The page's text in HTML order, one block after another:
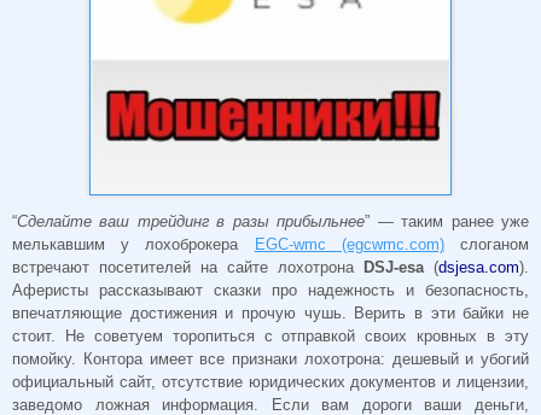
“Сделайте ваш трейдинг в разы прибыльнее” — таким ранее уже
мелькавшим у лохоброкера EGC-wmc (egcwmc.com)слоганом
встречают посетителей на сайте лохотрона DSJ-esa (dsjesa.com).
Аферисты рассказывают сказки про надежность и безопасность,
впечатляющие достижения и прочую чушь. Верить в эти байки не
стоит. Не советуем торопиться с отправкой своих кровных в эту
помойку. Контора имеет все признаки лохотрона: дешевый и убогий
официальный сайт, отсутствие юридических документов и лицензии,
заведомо ложная информация. Если вам дороги ваши деньги,